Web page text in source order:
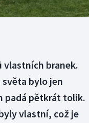
vlastních branek.
bylo jen
padá pětkrát tolik.
vlastní, což je